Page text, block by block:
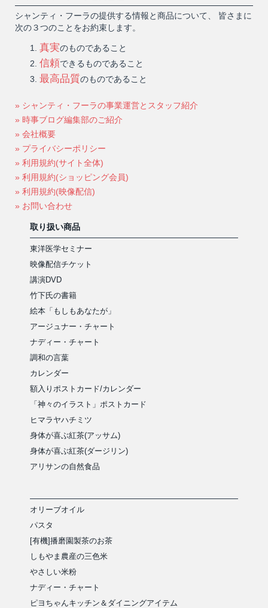
シャンティ・フーラの提供する情報と商品について、 皆さまに
次の３つのことをお約束します。
真実のものであること
信頼できるものであること
最高品質のものであること
» シャンティ・フーラの事業運営とスタッフ紹介
» 時事ブログ編集部のご紹介
» 会社概要
» プライバシーポリシー
» 利用規約(サイト全体)
» 利用規約(ショッピング会員)
» 利用規約(映像配信)
» お問い合わせ
取り扱い商品
東洋医学セミナー
映像配信チケット
講演DVD
竹下氏の書籍
絵本「もしもあなたが」
アージュナー・チャート
ナディー・チャート
調和の言葉
カレンダー
額入りポストカード/カレンダー
「神々のイラスト」ポストカード
ヒマラヤハチミツ
身体が喜ぶ紅茶(アッサム)
身体が喜ぶ紅茶(ダージリン)
アリサンの自然食品
オリーブオイル
パスタ
[有機]播磨園製茶のお茶
しもやま農産の三色米
やさしい米粉
ナディー・チャート
ピヨちゃんキッチン＆ダイニングアイテム